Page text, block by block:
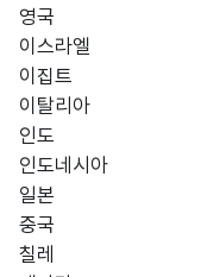
영국
이스라엘
이집트
이탈리아
인도
인도네시아
일본
중국
칠레